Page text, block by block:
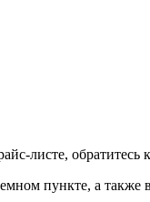
листе, обратитесь
пункте, а